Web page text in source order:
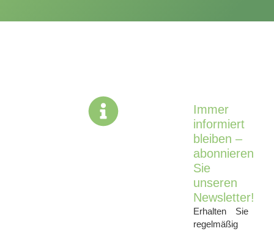
Immer
informiert
bleiben –
abonnieren
Sie
unseren
Newsletter!
Erhalten Sie
regelmäßig